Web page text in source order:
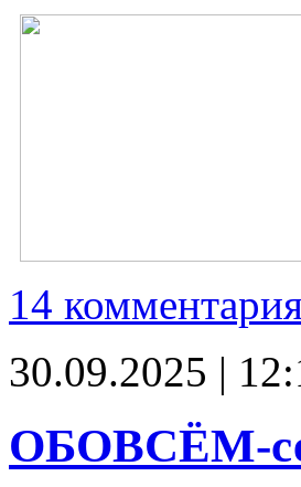
14
30.09.2025 |
ОБОВСЁМ-